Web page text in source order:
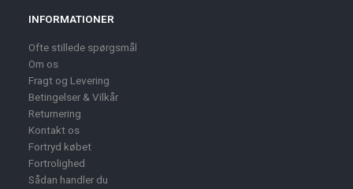
INFORMATIONER
Ofte stillede spørgsmål
Om os
Fragt og Levering
Betingelser & Vilkår
Returnering
Kontakt os
Fortryd købet
Fortrolighed
Sådan handler du